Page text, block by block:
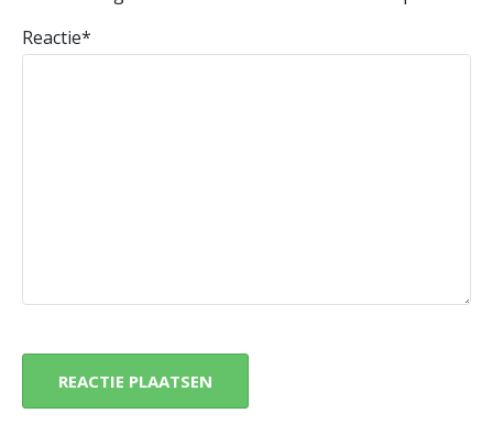
Reactie*